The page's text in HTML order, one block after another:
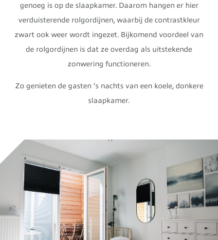
genoeg is op de slaapkamer. Daarom hangen er hier
verduisterende rolgordijnen, waarbij de contrastkleur
zwart ook weer wordt ingezet. Bijkomend voordeel van
de rolgordijnen is dat ze overdag als uitstekende
zonwering functioneren.
Zo genieten de gasten ’s nachts van een koele, donkere
slaapkamer.